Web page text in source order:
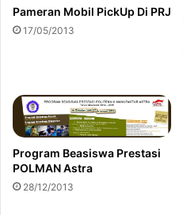
Pameran Mobil PickUp Di PRJ
17/05/2013
Program Beasiswa Prestasi
POLMAN Astra
28/12/2013